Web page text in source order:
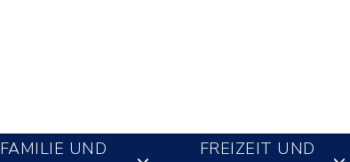
FAMILIE UND
FREIZEIT UND